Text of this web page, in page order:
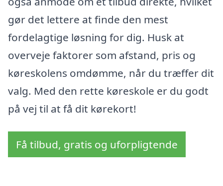
gør det lettere at finde den mest
fordelagtige løsning for dig. Husk at
overveje faktorer som afstand, pris og
køreskolens omdømme, når du træffer dit
valg. Med den rette køreskole er du godt
på vej til at få dit kørekort!
Få tilbud, gratis og uforpligtende